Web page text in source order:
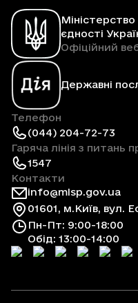
Міністерство
єдності
Офіційний
Державні
Телефон
(044) 204-72-73
Гаряча лінія з питань
1547
Контакти
info@mlsp.gov.ua
01601, м.Київ, вул.
Пн-Пт: 9:00-18:00
Обід: 13:00-14:00